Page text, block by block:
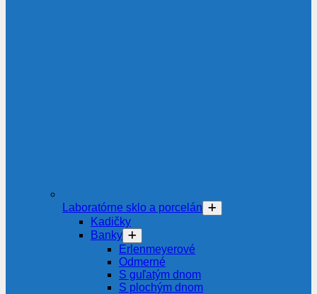
Laboratórne sklo a porcelán
Kadičky
Banky
Erlenmeyerové
Odmerné
S guľatým dnom
S plochým dnom